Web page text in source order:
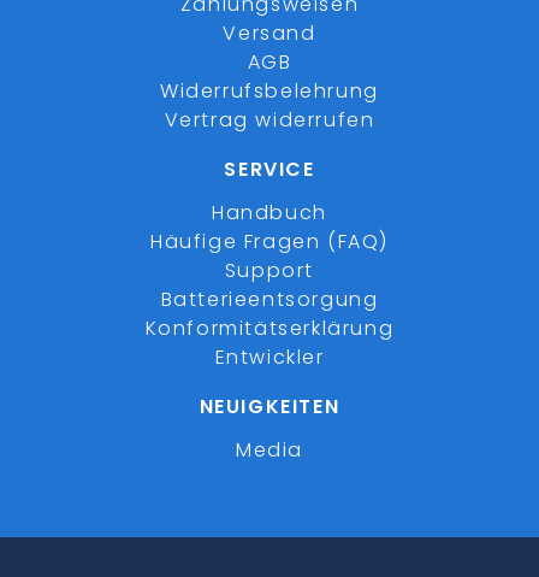
Versand
AGB
Widerrufsbelehrung
Vertrag widerrufen
SERVICE
Handbuch
Häufige Fragen (FAQ)
Support
Batterieentsorgung
Konformitätserklärung
Entwickler
NEUIGKEITEN
Media